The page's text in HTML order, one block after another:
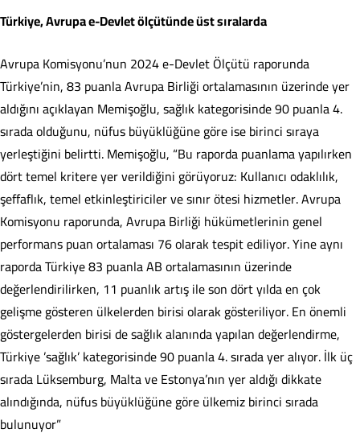
Türkiye, Avrupa e-Devlet ölçütünde üst sıralarda
Avrupa Komisyonu’nun 2024 e-Devlet Ölçütü raporunda
Türkiye’nin, 83 puanla Avrupa Birliği ortalamasının üzerinde yer
aldığını açıklayan Memişoğlu, sağlık kategorisinde 90 puanla 4.
sırada olduğunu, nüfus büyüklüğüne göre ise birinci sıraya
yerleştiğini belirtti. Memişoğlu, “Bu raporda puanlama yapılırken
dört temel kritere yer verildiğini görüyoruz: Kullanıcı odaklılık,
şeffaflık, temel etkinleştiriciler ve sınır ötesi hizmetler. Avrupa
Komisyonu raporunda, Avrupa Birliği hükümetlerinin genel
performans puan ortalaması 76 olarak tespit ediliyor. Yine aynı
raporda Türkiye 83 puanla AB ortalamasının üzerinde
değerlendirilirken, 11 puanlık artış ile son dört yılda en çok
gelişme gösteren ülkelerden birisi olarak gösteriliyor. En önemli
göstergelerden birisi de sağlık alanında yapılan değerlendirme,
Türkiye ’sağlık’ kategorisinde 90 puanla 4. sırada yer alıyor. İlk üç
sırada Lüksemburg, Malta ve Estonya’nın yer aldığı dikkate
alındığında, nüfus büyüklüğüne göre ülkemiz birinci sırada
bulunuyor”